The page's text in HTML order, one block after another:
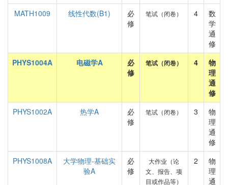
MATH1009
线性代数(B1)
必
修
笔试（闭卷） 4
数
学
通
修
PHYS1004A
电磁学A
必
修
笔试（闭卷） 4
物
理
通
修
PHYS1002A
热学A
必
修
笔试（闭卷） 3
物
理
通
修
PHYS1008A
大学物理-基础实
验A
必
修
大作业（论
文、报告、项
目或作品等）
2
物
理
通